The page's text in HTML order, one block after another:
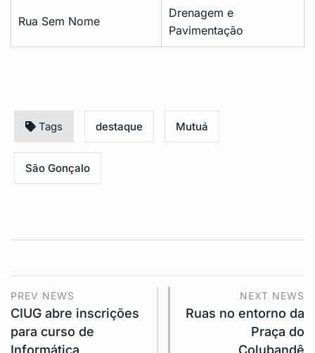
Rua Sem Nome
Drenagem e
Pavimentação
Tags destaque Mutuá
São Gonçalo
PREV NEWS
CIUG abre inscrições
para curso de
Informática
NEXT NEWS
Ruas no entorno da
Praça do
Colubandê